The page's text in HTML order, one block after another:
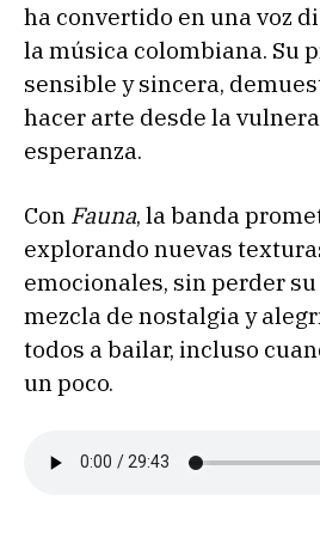
ha convertido en una voz
la música colombiana. Su
sensible y sincera,
hacer arte desde la
esperanza.
Con Fauna, la banda
explorando nuevas
emocionales, sin perder su
mezcla de nostalgia y
todos a bailar, incluso
un poco.